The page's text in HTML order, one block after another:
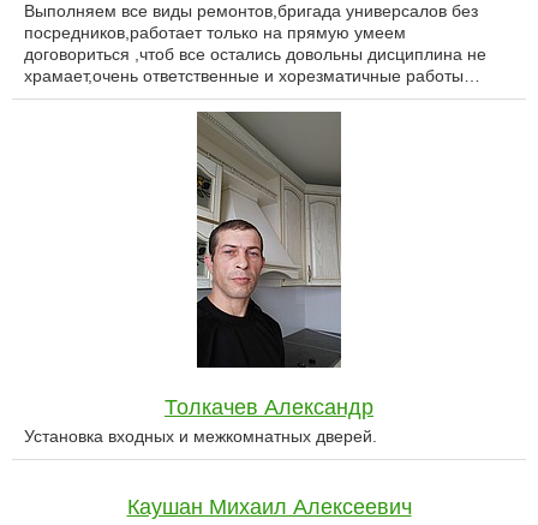
Выполняем все виды ремонтов,бригада универсалов без
посредников,работает только на прямую умеем
договориться ,чтоб все остались довольны дисциплина не
храмает,очень ответственные и хорезматичные работы…
Толкачев Александр
Установка входных и межкомнатных дверей.
Каушан Михаил Алексеевич